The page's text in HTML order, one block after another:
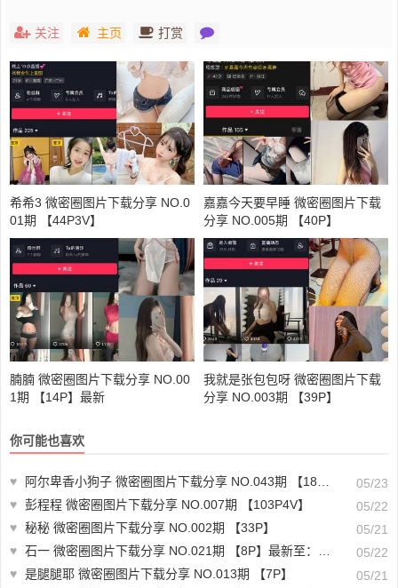
关注 主页 打赏
希希3 微密圈图片下载分享 NO.0
01期 【44P3V】
嘉嘉今天要早睡 微密圈图片下载
分享 NO.005期 【40P】
腩腩 微密圈图片下载分享 NO.00
1期 【14P】最新
我就是张包包呀 微密圈图片下载
分享 NO.003期 【39P】
你可能也喜欢
♥ 阿尔卑香小狗子 微密圈图片下载分享 NO.043期 【18P1V】最新至：2024.1.26
05/23
♥ 彭程程 微密圈图片下载分享 NO.007期 【103P4V】
05/22
♥ 秘秘 微密圈图片下载分享 NO.002期 【33P】
05/21
♥ 石一 微密圈图片下载分享 NO.021期 【8P】最新至：2023.9.22
05/22
♥ 是腿腿耶 微密圈图片下载分享 NO.013期 【7P】
05/21